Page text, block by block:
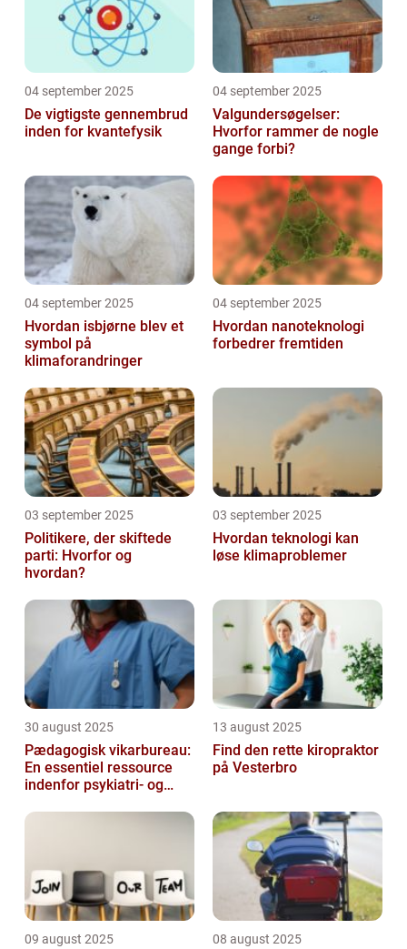
04 september 2025
De vigtigste gennembrud
inden for kvantefysik
04 september 2025
Valgundersøgelser:
Hvorfor rammer de nogle
gange forbi?
04 september 2025
Hvordan isbjørne blev et
symbol på
klimaforandringer
04 september 2025
Hvordan nanoteknologi
forbedrer fremtiden
03 september 2025
Politikere, der skiftede
parti: Hvorfor og
hvordan?
03 september 2025
Hvordan teknologi kan
løse klimaproblemer
30 august 2025
Pædagogisk vikarbureau:
En essentiel ressource
indenfor psykiatri- og
13 august 2025
Find den rette kiropraktor
på Vesterbro
09 august 2025 08 august 2025